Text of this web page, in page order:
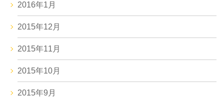
2016年1月
2015年12月
2015年11月
2015年10月
2015年9月